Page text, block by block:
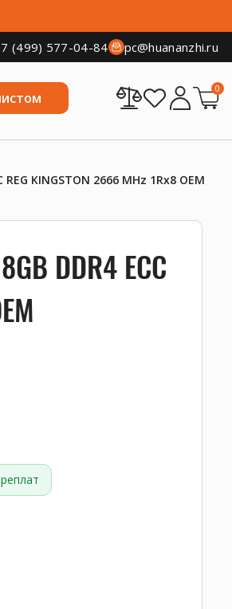
(499) 577-04-84 pc@huananzhi.ru
0
KINGSTON 2666 MHz 1Rx8 OEM
DDR4 ECC